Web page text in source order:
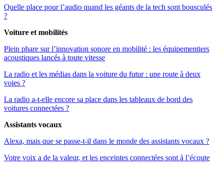
Quelle place pour l’audio quand les géants de la tech sont bousculés
?
Voiture et mobilités
Plein phare sur l’innovation sonore en mobilité : les équipementiers
acoustiques lancés à toute vitesse
La radio et les médias dans la voiture du futur : une route à deux
voies ?
La radio a-t-elle encore sa place dans les tableaux de bord des
voitures connectées ?
Assistants vocaux
Alexa, mais que se passe-t-il dans le monde des assistants vocaux ?
Votre voix a de la valeur, et les enceintes connectées sont à l’écoute